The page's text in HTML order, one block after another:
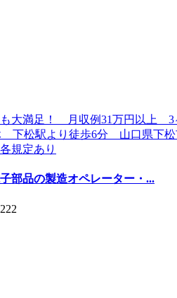
部品の製造オペレーター・...